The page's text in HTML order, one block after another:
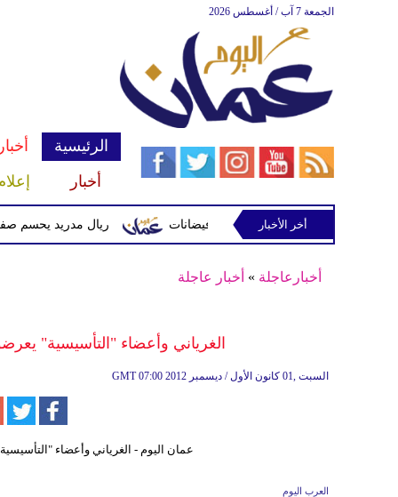
الجمعة 7 آب / أغسطس 2026
الرئيسية
أخبار
ريال مدريد يحسم صفقة من أمطار غزيرة وفيضانات
أخر الأخبار
أخبارعاجلة » أخبار عاجلة
الغرياني وأعضاء "التأسيسية"
GMT 07:00 2012 السبت ,01 كانون الأول / ديسمبر
العرب اليوم